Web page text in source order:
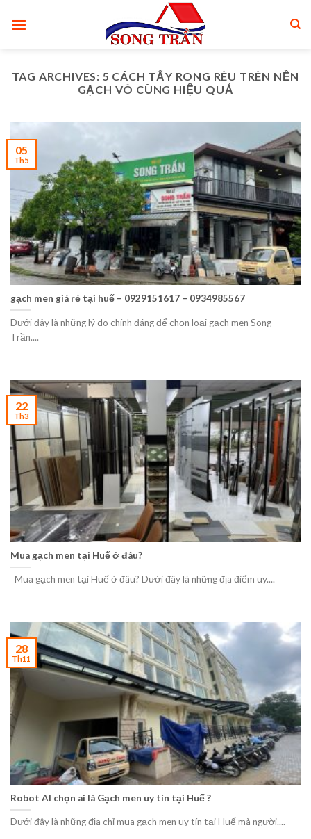
TAG ARCHIVES: 5 CÁCH TẨY RONG RÊU TRÊN NỀN
GẠCH VÔ CÙNG HIỆU QUẢ
gạch men giá rẻ tại huế – 0929151617 – 0934985567
Dưới đây là những lý do chính đáng để chọn loại gạch men Song
Trần....
05
Th5
Mua gạch men tại Huế ở đâu?
Mua gạch men tại Huế ở đâu? Dưới đây là những địa điểm uy....
22
Th3
Robot AI chọn ai là Gạch men uy tín tại Huế ?
Dưới đây là những địa chỉ mua gạch men uy tín tại Huế mà người....
28
Th11